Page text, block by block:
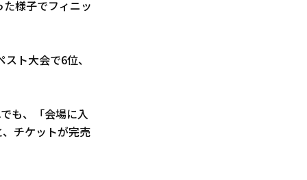
様子でフィニッ
ト大会で6位、
も、「会場に入
チケットが完売